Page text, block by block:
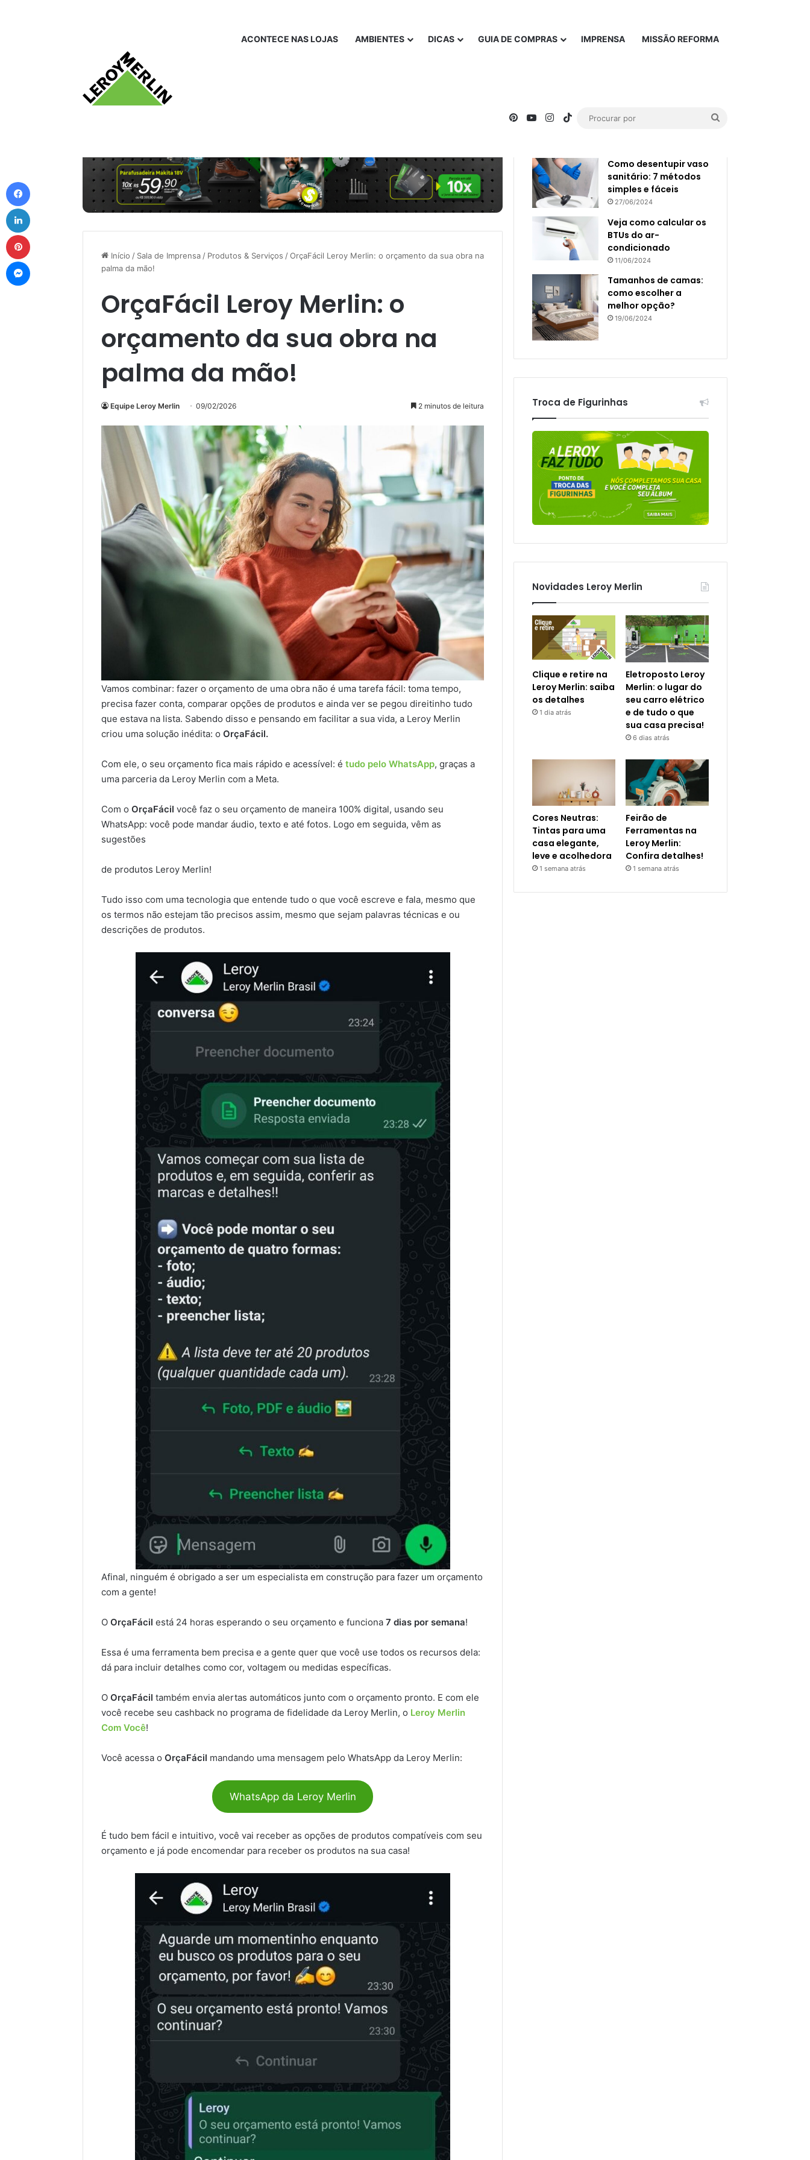
ACONTECE NAS LOJAS AMBIENTES DICAS GUIA DE COMPRAS IMPRENSA MISSÃO REFORMA
PinterestYouTubeInstagram
TikTok
Início / Sala de Imprensa / Produtos & Serviços /OrçaFácil Leroy Merlin: o orçamento da sua obra na
palma da mão!
OrçaFácil Leroy Merlin: o
orçamento da sua obra na
palma da mão!
Equipe Leroy Merlin 09/02/2026 2 minutos de leitura
Vamos combinar: fazer o orçamento de uma obra não é uma tarefa fácil: toma tempo,
precisa fazer conta, comparar opções de produtos e ainda ver se pegou direitinho tudo
que estava na lista. Sabendo disso e pensando em facilitar a sua vida, a Leroy Merlin
criou uma solução inédita: o OrçaFácil.
Com ele, o seu orçamento fica mais rápido e acessível: é tudo pelo WhatsApp, graças a
uma parceria da Leroy Merlin com a Meta.
Com o OrçaFácil você faz o seu orçamento de maneira 100% digital, usando seu
WhatsApp: você pode mandar áudio, texto e até fotos. Logo em seguida, vêm as
sugestões
de produtos Leroy Merlin!
Tudo isso com uma tecnologia que entende tudo o que você escreve e fala, mesmo que
os termos não estejam tão precisos assim, mesmo que sejam palavras técnicas e ou
descrições de produtos.
Afinal, ninguém é obrigado a ser um especialista em construção para fazer um orçamento
com a gente!
O OrçaFácil está 24 horas esperando o seu orçamento e funciona 7 dias por semana!
Essa é uma ferramenta bem precisa e a gente quer que você use todos os recursos dela:
dá para incluir detalhes como cor, voltagem ou medidas específicas.
O OrçaFácil também envia alertas automáticos junto com o orçamento pronto. E com ele
você recebe seu cashback no programa de fidelidade da Leroy Merlin, o Leroy Merlin
Com Você!
Você acessa o OrçaFácil mandando uma mensagem pelo WhatsApp da Leroy Merlin:
WhatsApp da Leroy Merlin
É tudo bem fácil e intuitivo, você vai receber as opções de produtos compatíveis com seu
orçamento e já pode encomendar para receber os produtos na sua casa!
Popular
Como desentupir vaso
sanitário: 7 métodos
simples e fáceis
27/06/2024
Veja como calcular os
BTUs do ar-
condicionado
11/06/2024
Tamanhos de camas:
como escolher a
melhor opção?
19/06/2024
Troca de Figurinhas
Novidades Leroy Merlin
Clique e retire na
Leroy Merlin: saiba
os detalhes
1 dia atrás
Eletroposto Leroy
Merlin: o lugar do
seu carro elétrico
e de tudo o que
sua casa precisa!
6 dias atrás
Cores Neutras:
Tintas para uma
casa elegante,
leve e acolhedora
1 semana atrás
Feirão de
Ferramentas na
Leroy Merlin:
Confira detalhes!
1 semana atrás